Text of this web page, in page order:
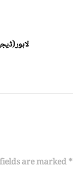
are marked *